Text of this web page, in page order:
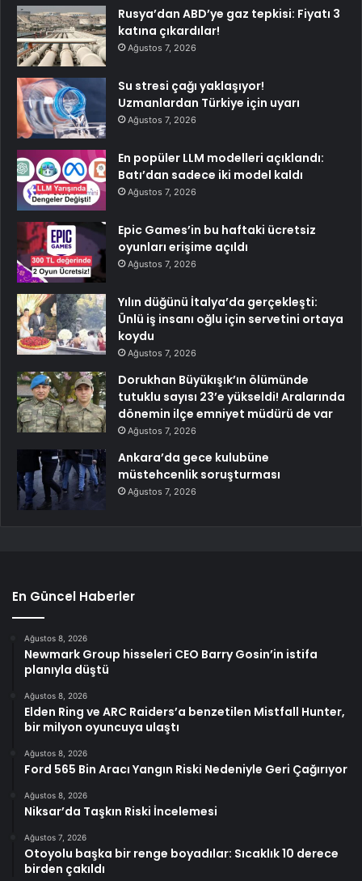
Rusya’dan ABD’ye gaz tepkisi: Fiyatı 3
katına çıkardılar!
Ağustos 7, 2026
Su stresi çağı yaklaşıyor!
Uzmanlardan Türkiye için uyarı
Ağustos 7, 2026
En popüler LLM modelleri açıklandı:
Batı’dan sadece iki model kaldı
Ağustos 7, 2026
Epic Games’in bu haftaki ücretsiz
oyunları erişime açıldı
Ağustos 7, 2026
Yılın düğünü İtalya’da gerçekleşti:
Ünlü iş insanı oğlu için servetini ortaya
koydu
Ağustos 7, 2026
Dorukhan Büyükışık’ın ölümünde
tutuklu sayısı 23’e yükseldi! Aralarında
dönemin ilçe emniyet müdürü de var
Ağustos 7, 2026
Ankara’da gece kulubüne
müstehcenlik soruşturması
Ağustos 7, 2026
En Güncel Haberler
Ağustos 8, 2026
Newmark Group hisseleri CEO Barry Gosin’in istifa
planıyla düştü
Ağustos 8, 2026
Elden Ring ve ARC Raiders’a benzetilen Mistfall Hunter,
bir milyon oyuncuya ulaştı
Ağustos 8, 2026
Ford 565 Bin Aracı Yangın Riski Nedeniyle Geri Çağırıyor
Ağustos 8, 2026
Niksar’da Taşkın Riski İncelemesi
Ağustos 7, 2026
Otoyolu başka bir renge boyadılar: Sıcaklık 10 derece
birden çakıldı